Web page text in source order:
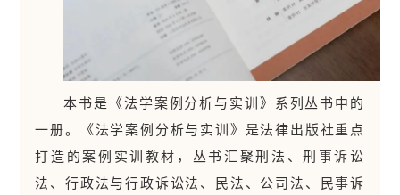
本书是《法学案例分析与实训》系列丛书中的
一册。《法学案例分析与实训》是法律出版社重点
打造的案例实训教材，丛书汇聚刑法、刑事诉讼
法、行政法与行政诉讼法、民法、公司法、民事诉